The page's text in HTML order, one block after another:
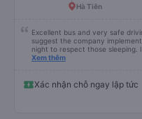
Hà Tiên
Excellent bus and very safe
suggest the company
night to respect those sleeping.
please display the Wi-Fi
quy định rõ ràng về việc giữ im
để tránh làm phiền hành khách
khẩu Wi-Fi trong xe để hành
Xem thêm
Xác nhận chỗ ngay lập tức